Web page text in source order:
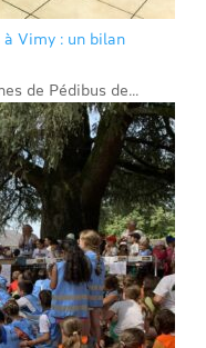
à Vimy : un bilan
de Pédibus de...